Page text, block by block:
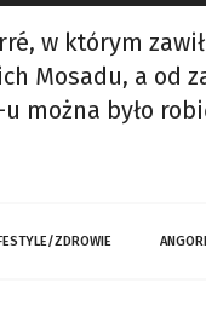
w którym
Mosadu, a od
można było
ZDROWIE